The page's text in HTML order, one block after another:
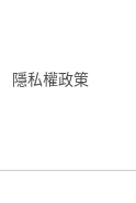
隱私權政䇿